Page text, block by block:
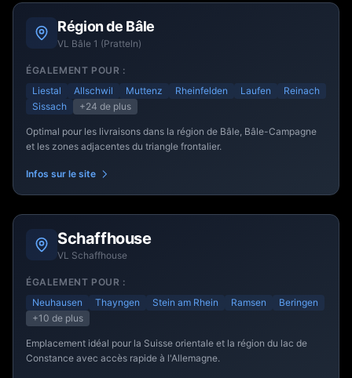
Région de Bâle
VL Bâle 1 (Pratteln)
ÉGALEMENT POUR :
Liestal
Allschwil Muttenz Rheinfelden Laufen
Reinach
Sissach
+24 de plus
Optimal pour les livraisons dans la région de Bâle, Bâle-Campagne
et les zones adjacentes du triangle frontalier.
Infos sur le site
Schaffhouse
VL Schaffhouse
ÉGALEMENT POUR :
Neuhausen
Thayngen Stein am Rhein Ramsen
Beringen
+10 de plus
Emplacement idéal pour la Suisse orientale et la région du lac de
Constance avec accès rapide à l'Allemagne.